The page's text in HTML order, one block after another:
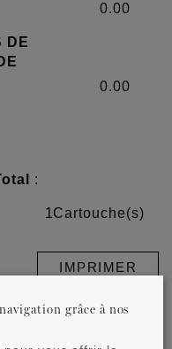
0.00
DE
0.00
:
1Cartouche(s)
IMPRIMER
de colle
grâce à nos